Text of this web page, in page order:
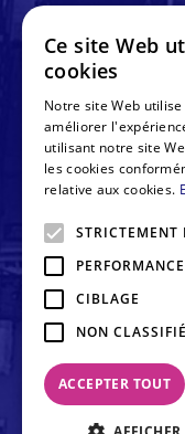
67200
PULSEMEDIA,
Ce site Web
cookies
Notre site Web
améliorer
utilisant notre site
les cookies
relative aux cookies.
STRICTEMENT
PERFORMANCE
CIBLAGE
NON
ACCEPTER TOUT